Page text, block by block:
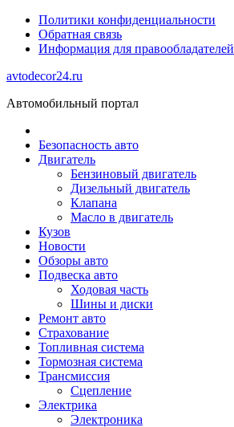
Политики конфиденциальности
Обратная связь
Информация для правообладателей
avtodecor24.ru
Автомобильный портал
Безопасность авто
Двигатель
Бензиновый двигатель
Дизельный двигатель
Клапана
Масло в двигатель
Кузов
Новости
Обзоры авто
Подвеска авто
Ходовая часть
Шины и диски
Ремонт авто
Страхование
Топливная система
Тормозная система
Трансмиссия
Сцепление
Электрика
Электроника